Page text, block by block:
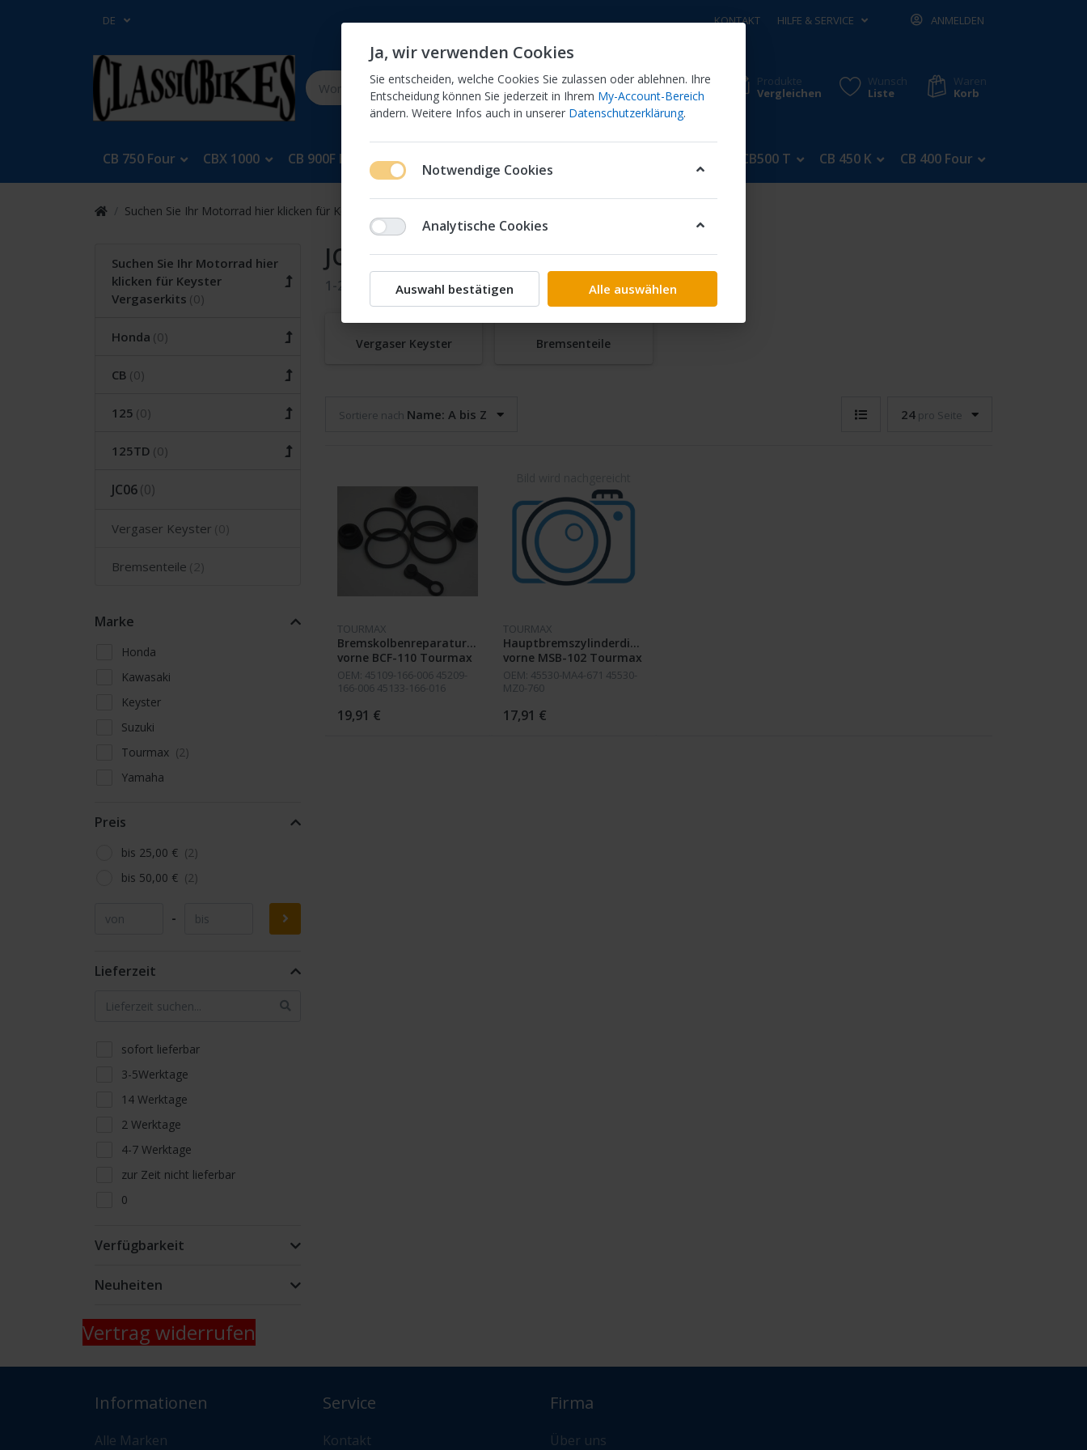
DE KONTAKT HILFE & SERVICE ANMELDEN
Produkte
Vergleichen
Wunsch
Liste
Waren
Korb
CB 750 Four CBX 1000 CB 900F Bol Dor CB500 T CB 450 K CB 400 Four
Suchen Sie Ihr Motorrad hier klicken für Keyster Vergaserkits
Suchen Sie Ihr Motorrad hier
klicken für Keyster
Vergaserkits
Honda
CB
125
125TD
JC06
Vergaser Keyster
Bremsenteile
Marke
Honda
Kawasaki
Keyster
Suzuki
Tourmax
Yamaha
Preis
bis 25,00 €
bis 50,00 €
-
Lieferzeit
sofort lieferbar
3-5Werktage
14 Werktage
2 Werktage
4-7 Werktage
zur Zeit nicht lieferbar
0
per Mail erfragen
Verfügbarkeit
Neuheiten
JC06
1-2
Vergaser Keyster Bremsenteile
Sortiere nach Name: A bis Z 24pro Seite
TOURMAX
Bremskolbenreparatursatz
vorne BCF-110 Tourmax
OEM: 45109-166-006 45209-
166-006 45133-166-016
19,91 €
TOURMAX
Hauptbremszylinderdichtsatz
vorne MSB-102 Tourmax
OEM: 45530-MA4-671 45530-
MZ0-760
17,91 €
Vertrag widerrufen
Informationen
Alle Marken
Service
Kontakt
Firma
Über uns
Ja, wir verwenden Cookies
Sie entscheiden, welche Cookies Sie zulassen oder ablehnen. Ihre
Entscheidung können Sie jederzeit in Ihrem My-Account-Bereich
ändern. Weitere Infos auch in unserer Datenschutzerklärung.
Notwendige Cookies
Analytische Cookies
Auswahl bestätigen Alle auswählen